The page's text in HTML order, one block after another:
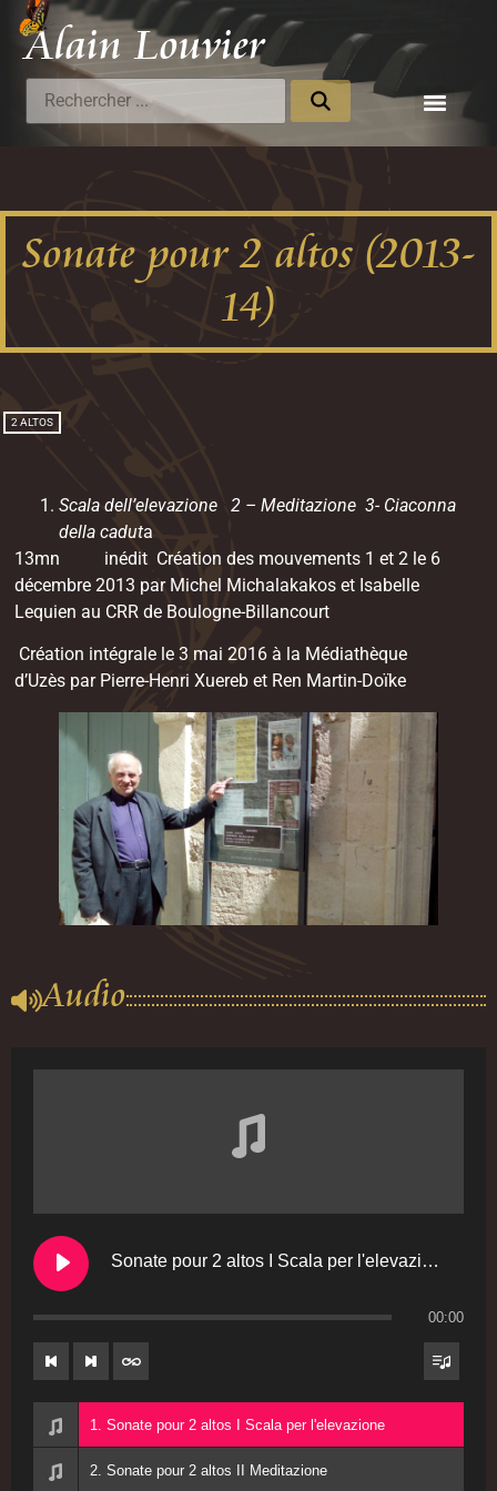
Alain LouvierCompositeur
Sonate pour 2 altos (2013-
14)
2 ALTOS
Scala dell’elevazione 2 – Meditazione 3- Ciaconna
della caduta
13mn inédit Création des mouvements 1 et 2 le 6
décembre 2013 par Michel Michalakakos et Isabelle
Lequien au CRR de Boulogne-Billancourt
Création intégrale le 3 mai 2016 à la Médiathèque
d’Uzès par Pierre-Henri Xuereb et Ren Martin-Doïke
Audio
Sonate pour 2 altos I Scala per l'elevazione
00:00
1. Sonate pour 2 altos I Scala per l'elevazione
2. Sonate pour 2 altos II Meditazione